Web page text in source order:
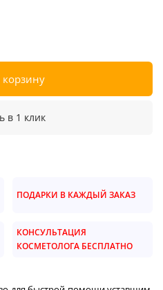
корзину
в 1 клик
ПОДАРКИ В КАЖДЫЙ ЗАКАЗ
КОНСУЛЬТАЦИЯ
КОСМЕТОЛОГА БЕСПЛАТНО